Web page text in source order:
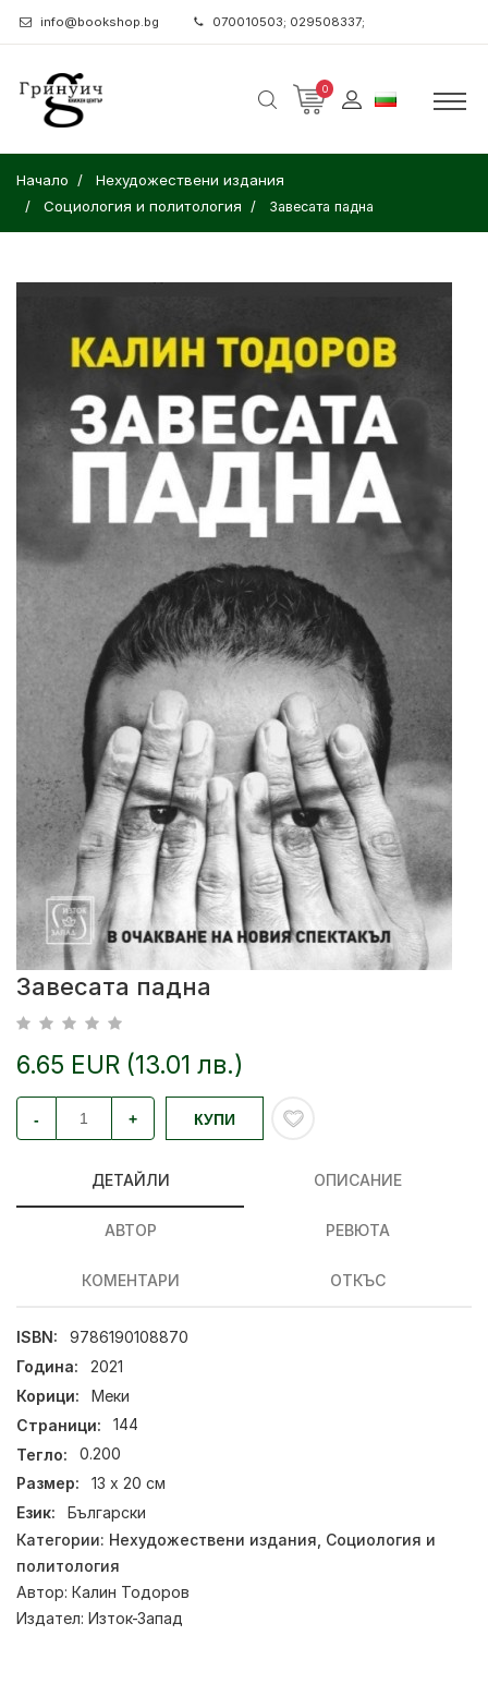
info@bookshop.bg 070010503; 029508337;
0
Начало
Нехудожествени издания
Социология и политология
Завесата падна
Завесата падна
6.65 EUR (13.01 лв.)
- + КУПИ
ДЕТАЙЛИ ОПИСАНИЕ
АВТОР РЕВЮТА
КОМЕНТАРИ ОТКЪС
ISBN:
9786190108870
Година:
2021
Корици:
Меки
Страници:
144
Тегло:
0.200
Размер:
13 х 20 см
Език:
Български
Категории: Нехудожествени издания, Социология и
политология
Автор: Калин Тодоров
Издател: Изток-Запад